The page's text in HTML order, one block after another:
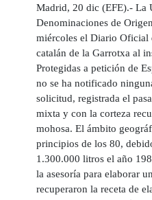
Madrid, 20 dic (EFE).- La
Denominaciones de
miércoles el Diario Oficial
catalán de la Garrotxa al
Protegidas a petición de
no se ha notificado
solicitud, registrada el
mixta y con la corteza
mohosa. El ámbito
principios de los 80,
1.300.000 litros el año
la asesoría para elaborar
recuperaron la receta de